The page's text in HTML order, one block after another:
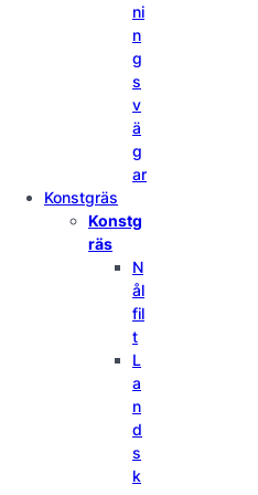
ni
n
g
s
v
ä
g
ar
Konstgräs
Konstg
räs
N
ål
fil
t
L
a
n
d
s
k